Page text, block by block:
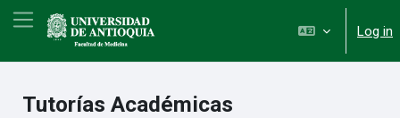
Skip to main content
Side panel
Log in
Tutorías Académicas